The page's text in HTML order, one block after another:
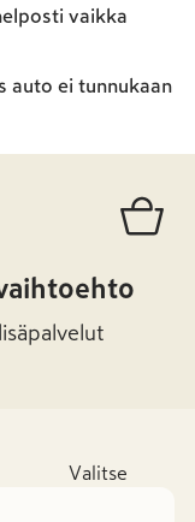
vaikka
auto ei tunnukaan
Valitse